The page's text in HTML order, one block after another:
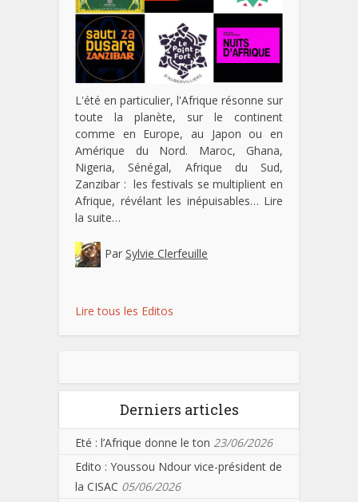
L'été en particulier, l'Afrique résonne sur
toute la planète, sur le continent
comme en Europe, au Japon ou en
Amérique du Nord. Maroc, Ghana,
Nigeria, Sénégal, Afrique du Sud,
Zanzibar : les festivals se multiplient en
Afrique, révélant les inépuisables… Lire
la suite…
Par Sylvie Clerfeuille
Lire tous les Editos
Derniers articles
Eté : l’Afrique donne le ton 23/06/2026
Edito : Youssou Ndour vice-président de
la CISAC 05/06/2026